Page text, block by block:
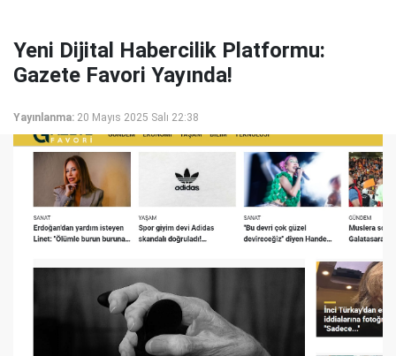
Yeni Dijital Habercilik Platformu:
Gazete Favori Yayında!
Yayınlanma: 20 Mayıs 2025 Salı 22:38